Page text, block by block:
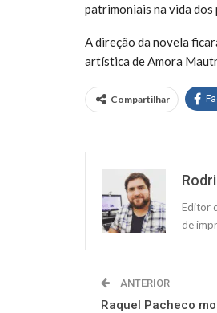
patrimoniais na vida dos
A direção da novela
artística de Amora
Compartilhar
Editor
de
ANTERIOR
Raquel Pacheco